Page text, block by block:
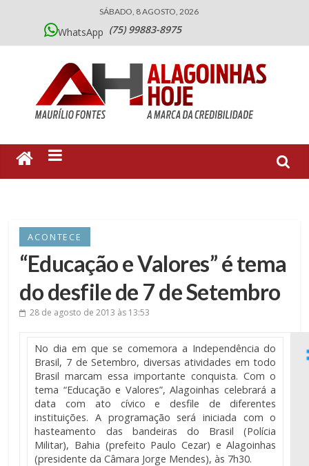
SÁBADO, 8 AGOSTO, 2026
WhatsApp (75) 99883-8975
ACONTECE
“Educação e Valores” é tema
do desfile de 7 de Setembro
28 de agosto de 2013 às 13:53
No dia em que se comemora a Independência do
Brasil, 7 de Setembro, diversas atividades em todo
Brasil marcam essa importante conquista. Com o
tema “Educação e Valores”, Alagoinhas celebrará a
data com ato cívico e desfile de diferentes
instituições. A programação será iniciada com o
hasteamento das bandeiras do Brasil (Polícia
Militar), Bahia (prefeito Paulo Cezar) e Alagoinhas
(presidente da Câmara Jorge Mendes), às 7h30.